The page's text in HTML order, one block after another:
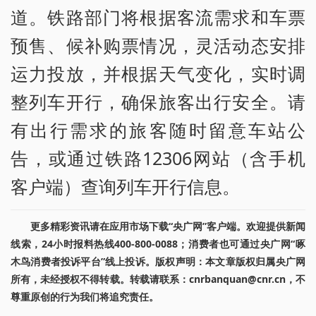
道。铁路部门将根据客流需求和车票
预售、候补购票情况，灵活动态安排
运力投放，并根据天气变化，实时调
整列车开行，确保旅客出行安全。请
有出行需求的旅客随时留意车站公
告，或通过铁路12306网站（含手机
客户端）查询列车开行信息。
更多精彩资讯请在应用市场下载“央广网”客户端。欢迎提供新闻
线索，24小时报料热线400-800-0088；消费者也可通过央广网“啄
木鸟消费者投诉平台”线上投诉。版权声明：本文章版权归属央广网
所有，未经授权不得转载。转载请联系：cnrbanquan@cnr.cn，不
尊重原创的行为我们将追究责任。